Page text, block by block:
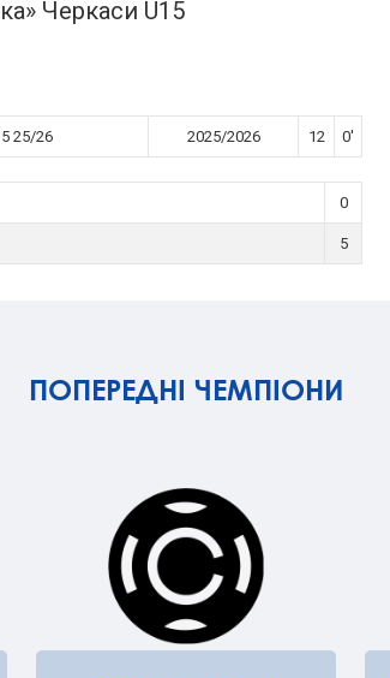
Черкаси U15
25/26 2025/2026 12 0'
0
5
ПОПЕРЕДНІ ЧЕМПІОНИ